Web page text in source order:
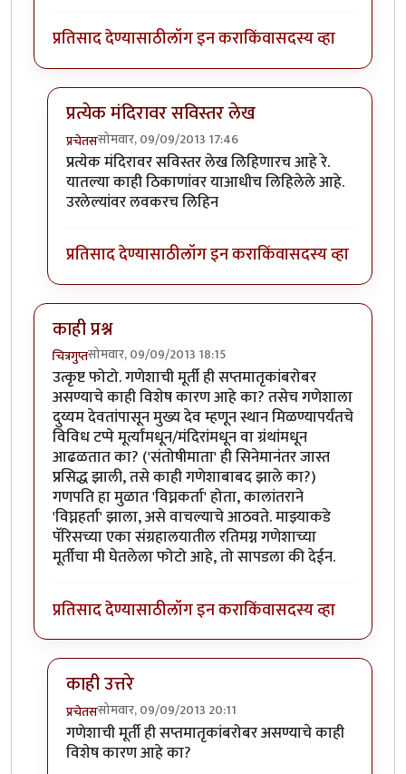
प्रतिसाद देण्यासाठीलॉग इन कराकिंवासदस्य व्हा
प्रत्येक मंदिरावर सविस्तर लेख
प्रचेतससोमवार, 09/09/2013 17:46
In reply toआयला कुठुन कुठुन शोधुन मिळवलेby
प्रत्येक मंदिरावर सविस्तर लेख लिहिणारच आहे रे.
यातल्या काही ठिकाणांवर याआधीच लिहिलेले आहे.
उरलेल्यांवर लवकरच लिहिन
प्रतिसाद देण्यासाठीलॉग इन कराकिंवासदस्य व्हा
काही प्रश्न
चित्रगुप्तसोमवार, 09/09/2013 18:15
उत्कृष्ट फोटो. गणेशाची मूर्ती ही सप्तमातृकांबरोबर
असण्याचे काही विशेष कारण आहे का? तसेच गणेशाला
दुय्यम देवतांपासून मुख्य देव म्हणून स्थान मिळण्यापर्यंतचे
विविध टप्पे मूर्त्यांमधून/मंदिरांमधून वा ग्रंथांमधून
आढळतात का? ('संतोषीमाता' ही सिनेमानंतर जास्त
प्रसिद्ध झाली, तसे काही गणेशाबाबद झाले का?)
गणपति हा मुळात 'विघ्नकर्ता' होता, कालांतराने
'विघ्नहर्ता' झाला, असे वाचल्याचे आठवते. माझ्याकडे
पॅरिसच्या एका संग्रहालयातील रतिमग्न गणेशाच्या
मूर्तीचा मी घेतलेला फोटो आहे, तो सापडला की देईन.
प्रतिसाद देण्यासाठीलॉग इन कराकिंवासदस्य व्हा
काही उत्तरे
प्रचेतससोमवार, 09/09/2013 20:11
In reply toकाही प्रश्नbyचित्रगुप्त
गणेशाची मूर्ती ही सप्तमातृकांबरोबर असण्याचे काही
विशेष कारण आहे का?